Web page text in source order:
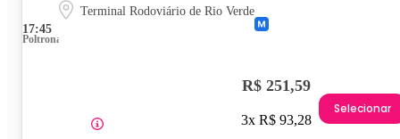
17:45
Terminal Rodoviário de Rio Verde
Poltrona
R$ 251,59
3x R$ 93,28
Selecionar